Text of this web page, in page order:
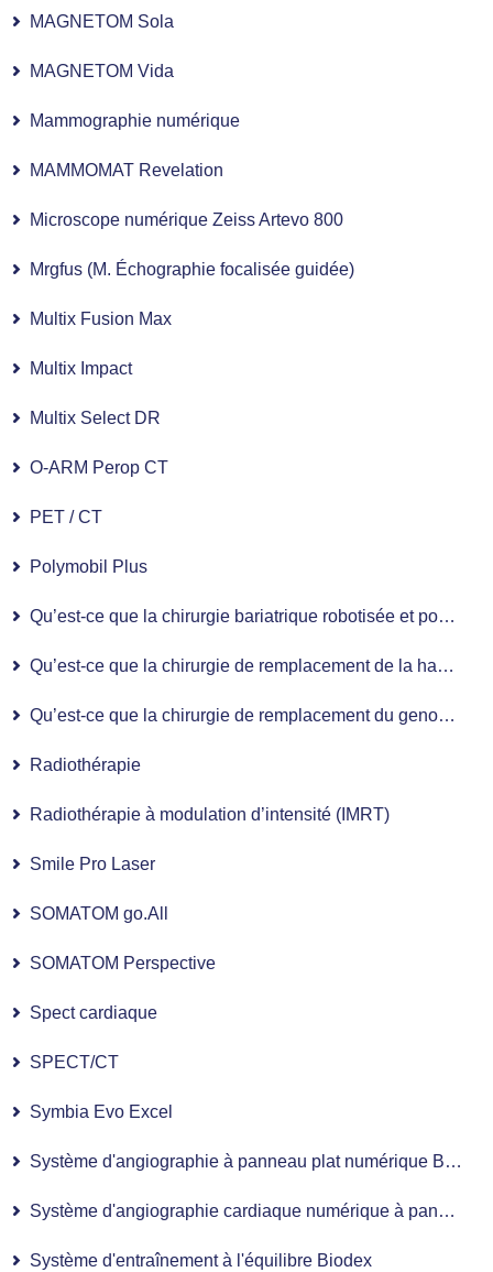
MAGNETOM Sola
MAGNETOM Vida
Mammographie numérique
MAMMOMAT Revelation
Microscope numérique Zeiss Artevo 800
Mrgfus (M. Échographie focalisée guidée)
Multix Fusion Max
Multix Impact
Multix Select DR
O-ARM Perop CT
PET / CT
Polymobil Plus
Qu’est-ce que la chirurgie bariatrique robotisée et pour qui est-elle indiquée ?
Qu’est-ce que la chirurgie de remplacement de la hanche assistée par robot et comment est-elle réalisée ?
Qu’est-ce que la chirurgie de remplacement du genou assistée par robot et comment est-elle réalisée ?
Radiothérapie
Radiothérapie à modulation d’intensité (IMRT)
Smile Pro Laser
SOMATOM go.All
SOMATOM Perspective
Spect cardiaque
SPECT/CT
Symbia Evo Excel
Système d'angiographie à panneau plat numérique Bi-Plan
Système d'angiographie cardiaque numérique à panneau plat Mono-Plan
Système d'entraînement à l'équilibre Biodex